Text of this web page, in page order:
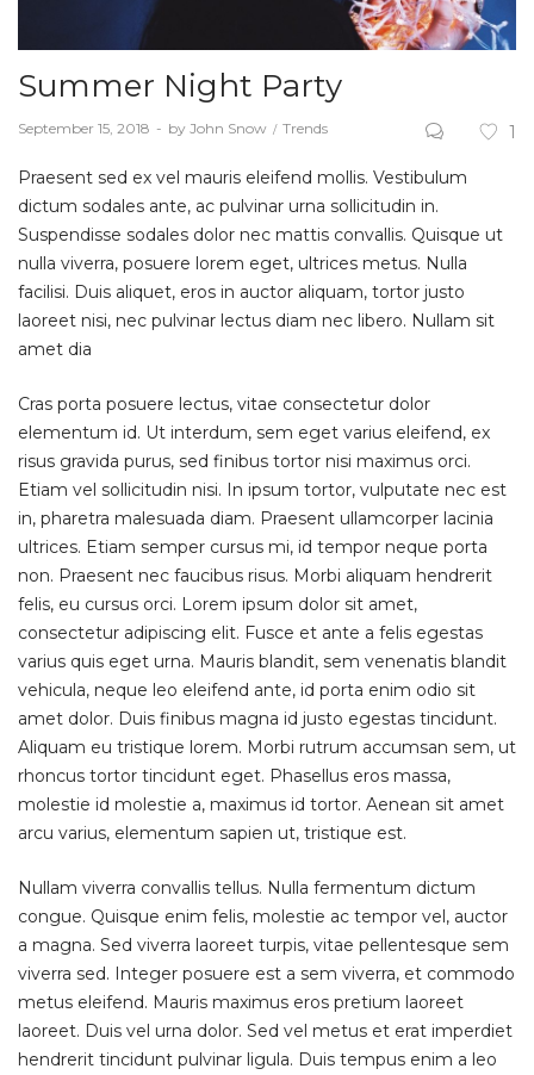
Summer Night Party
Posted
September 15, 2018 by John Snow
Posted
Trends 1
Praesent sed ex vel mauris eleifend mollis. Vestibulum
dictum sodales ante, ac pulvinar urna sollicitudin in.
Suspendisse sodales dolor nec mattis convallis. Quisque ut
nulla viverra, posuere lorem eget, ultrices metus. Nulla
facilisi. Duis aliquet, eros in auctor aliquam, tortor justo
laoreet nisi, nec pulvinar lectus diam nec libero. Nullam sit
amet dia
Cras porta posuere lectus, vitae consectetur dolor
elementum id. Ut interdum, sem eget varius eleifend, ex
risus gravida purus, sed finibus tortor nisi maximus orci.
Etiam vel sollicitudin nisi. In ipsum tortor, vulputate nec est
in, pharetra malesuada diam. Praesent ullamcorper lacinia
ultrices. Etiam semper cursus mi, id tempor neque porta
non. Praesent nec faucibus risus. Morbi aliquam hendrerit
felis, eu cursus orci. Lorem ipsum dolor sit amet,
consectetur adipiscing elit. Fusce et ante a felis egestas
varius quis eget urna. Mauris blandit, sem venenatis blandit
vehicula, neque leo eleifend ante, id porta enim odio sit
amet dolor. Duis finibus magna id justo egestas tincidunt.
Aliquam eu tristique lorem. Morbi rutrum accumsan sem, ut
rhoncus tortor tincidunt eget. Phasellus eros massa,
molestie id molestie a, maximus id tortor. Aenean sit amet
arcu varius, elementum sapien ut, tristique est.
Nullam viverra convallis tellus. Nulla fermentum dictum
congue. Quisque enim felis, molestie ac tempor vel, auctor
a magna. Sed viverra laoreet turpis, vitae pellentesque sem
viverra sed. Integer posuere est a sem viverra, et commodo
metus eleifend. Mauris maximus eros pretium laoreet
laoreet. Duis vel urna dolor. Sed vel metus et erat imperdiet
hendrerit tincidunt pulvinar ligula. Duis tempus enim a leo